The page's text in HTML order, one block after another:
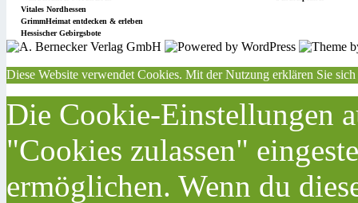
Vitales Nordhessen
GrimmHeimat entdecken & erleben
Hessischer Gebirgsbote
Diese Website verwendet Cookies. Mit der Nutzung erklären Sie
Die Cookie-Einstellungen
"Cookies zulassen"
ermöglichen. Wenn du